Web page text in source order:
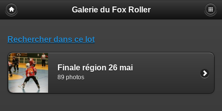
Galerie du Fox Roller
Rechercher dans ce lot
Finale région 26 mai
89 photos